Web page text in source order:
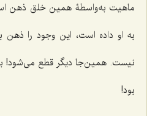
ماهیت به‌واسطۀ همین خلق ذهن
به او داده است، این وجود را
نیست. همین‌جا دیگر قطع می‌شود!
بود!